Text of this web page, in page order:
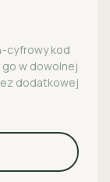
cyfrowy kod
go w dowolnej
dodatkowej